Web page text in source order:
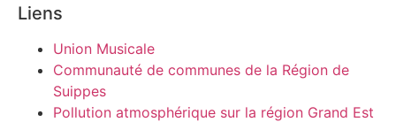
Liens
Union Musicale
Communauté de communes de la Région de
Suippes
Pollution atmosphérique sur la région Grand Est